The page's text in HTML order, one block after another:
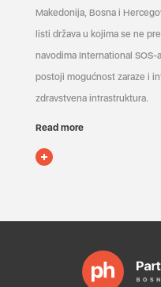
Makedonija, Bosna i
listi država u kojima se ne
navodima International SOS-
postoji mogućnost zaraze i
zdravstvena infrastruktura.
Read more